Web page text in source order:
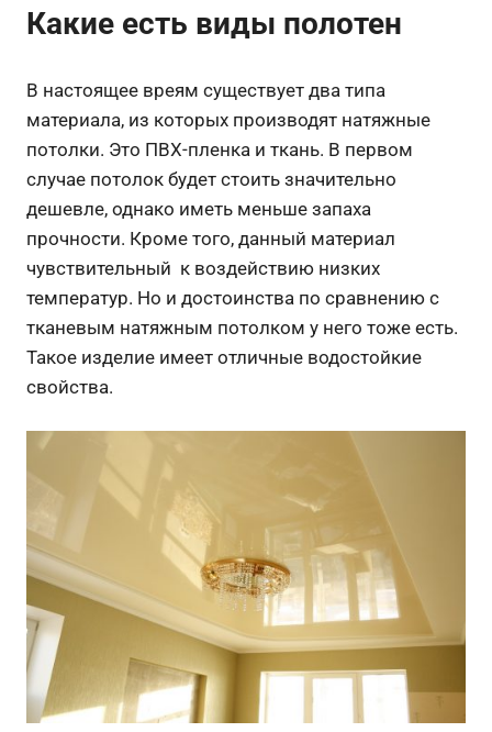
Какие есть виды полотен
В настоящее вреям существует два типа
материала, из которых производят натяжные
потолки. Это ПВХ-пленка и ткань. В первом
случае потолок будет стоить значительно
дешевле, однако иметь меньше запаха
прочности. Кроме того, данный материал
чувствительный к воздействию низких
температур. Но и достоинства по сравнению с
тканевым натяжным потолком у него тоже есть.
Такое изделие имеет отличные водостойкие
свойства.